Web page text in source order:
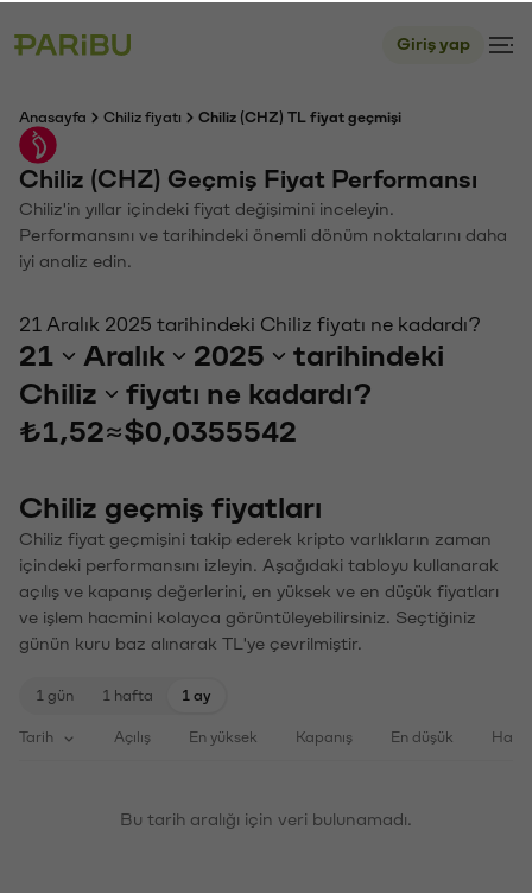
Giriş yap
Anasayfa Chiliz fiyatı Chiliz (CHZ) TL fiyat geçmişi
Chiliz (CHZ) Geçmiş Fiyat Performansı
Chiliz'in yıllar içindeki fiyat değişimini inceleyin.
Performansını ve tarihindeki önemli dönüm noktalarını daha
iyi analiz edin.
21 Aralık 2025 tarihindeki Chiliz fiyatı ne kadardı?
21 Aralık 2025
tarihindeki
Chiliz
fiyatı ne kadardı?
₺1,52≈$0,0355542
Chiliz geçmiş fiyatları
Chiliz fiyat geçmişini takip ederek kripto varlıkların zaman
içindeki performansını izleyin. Aşağıdaki tabloyu kullanarak
açılış ve kapanış değerlerini, en yüksek ve en düşük fiyatları
ve işlem hacmini kolayca görüntüleyebilirsiniz. Seçtiğiniz
günün kuru baz alınarak TL'ye çevrilmiştir.
1 gün 1 hafta 1 ay
Tarih Açılış En yüksek Kapanış En düşük
Bu tarih aralığı için veri bulunamadı.